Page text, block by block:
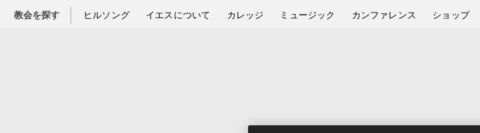
教会を探す ヒルソング イエスについて カレッジ ミュージック カンファレンス ショップ